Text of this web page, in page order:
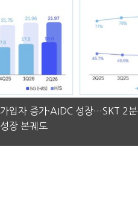
가입자 증가·AIDC 성장…SKT 2
성장 본궤도